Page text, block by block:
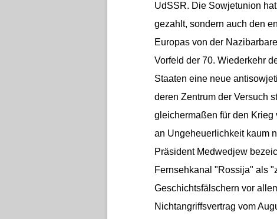
UdSSR. Die Sowjetunion
gezahlt, sondern auch den
Europas von der
Vorfeld der 70. Wiederkehr
Staaten eine neue
deren Zentrum der Versuch
gleichermaßen für den
an Ungeheuerlichkeit kaum
Präsident Medwedjew
Fernsehkanal "Rossija" als
Geschichtsfälschern vor
Nichtangriffsvertrag vom